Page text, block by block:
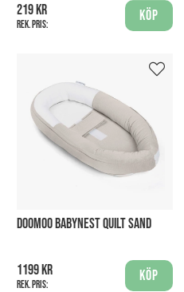
219 kr
Rek. pris:
Köp
DOOMOO BABYNEST QUILT SAND
1199 kr
Rek. pris:
Köp